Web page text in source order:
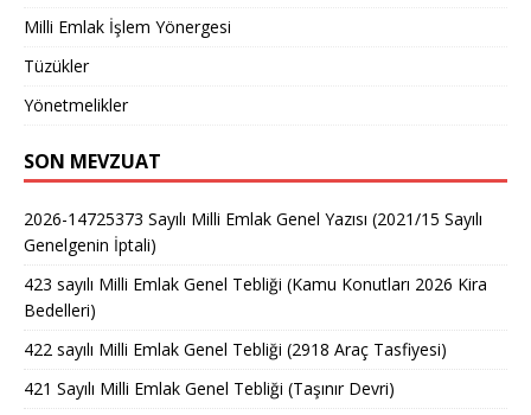
Milli Emlak İşlem Yönergesi
Tüzükler
Yönetmelikler
SON MEVZUAT
2026-14725373 Sayılı Milli Emlak Genel Yazısı (2021/15 Sayılı
Genelgenin İptali)
423 sayılı Milli Emlak Genel Tebliği (Kamu Konutları 2026 Kira
Bedelleri)
422 sayılı Milli Emlak Genel Tebliği (2918 Araç Tasfiyesi)
421 Sayılı Milli Emlak Genel Tebliği (Taşınır Devri)